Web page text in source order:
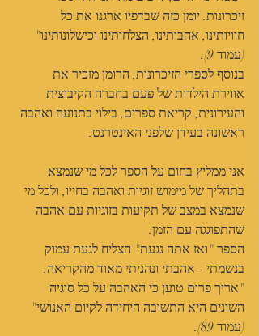
זיכרונות. יומן כזה שבדפיו ארגנו את כל
חוויותינו, אהבותינו, הצלחותינו וכישלונותינו"
(עמוד 9).
בנוסף לספרי הזיכרונות, הרומן מזכיר את
אווירת הילדות של פעם בחברה הקיבוצית
והעירונית, קריאת ספרים, בילוי בתנועה ואהבה
ראשונה בעידן שלפני האינטרנט.
אני ממליץ בחום על הספר לכל מי שנמצא
בתהליך של מימוש זוגיות ואהבה בחייו, ולכל מי
שנמצא במצב של תקיעות בזוגיות עם אהבה
שהתפוגגה עם הזמן.
הספר "ואז אתה נגעת" הצליח לגעת עמוק
בנשמתי - אהבתי ונהניתי מאוד מהקריאה.
"אריך פרום טוען כי האהבה על כל סוגיה
השונים היא התשובה היחידה לקיום האנושי"
(עמוד 89).